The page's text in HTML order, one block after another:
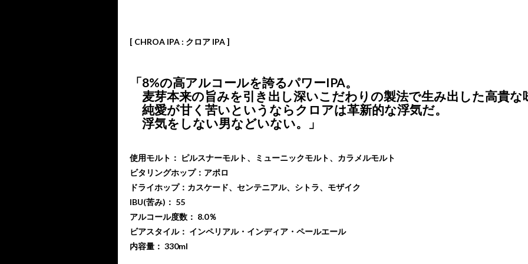
[ CHROA IPA : クロア IPA ]
「8%の高アルコールを誇るパワーIPA。
麦芽本来の旨みを引き出し深いこだわりの製法で生み出した高貴な
純愛が甘く苦いというならクロアは革新的な浮気だ。
浮気をしない男などいない。」
使用モルト： ピルスナーモルト、ミューニックモルト、カラメルモルト
ビタリングホップ：アポロ
ドライホップ：カスケード、センテニアル、シトラ、モザイク
IBU(苦み)： 55
アルコール度数： 8.0％
ビアスタイル： インペリアル・インディア・ペールエール
内容量： 330ml